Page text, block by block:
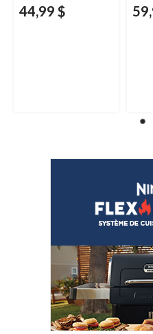
44,99 $